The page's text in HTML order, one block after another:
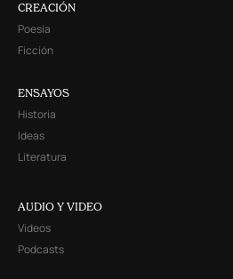
CREACIÓN
Poesía
Ficción
ENSAYOS
Historia
Ideas
Literatura
AUDIO Y VIDEO
Videos
Podcasts